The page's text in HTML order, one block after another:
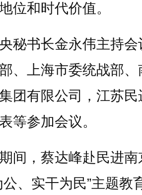
位和时代价值。
书长金永伟主持会
、上海市委统战部
团有限公司，江苏
等参加会议。
，蔡达峰赴民进南
公、实干为民”主题教